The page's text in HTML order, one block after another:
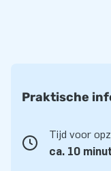
Praktische
Tijd voor
ca. 10